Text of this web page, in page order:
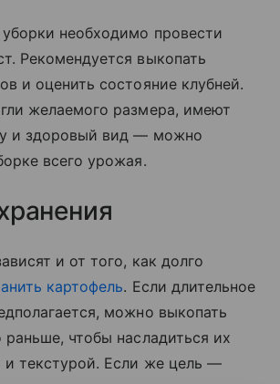
необходимо провести
Рекомендуется выкопать
и оценить состояние клубней.
желаемого размера, имеют
и здоровый вид — можно
всего урожая.
и от того, как долго
картофель. Если длительное
можно выкопать
раньше, чтобы насладиться их
текстурой. Если же цель —